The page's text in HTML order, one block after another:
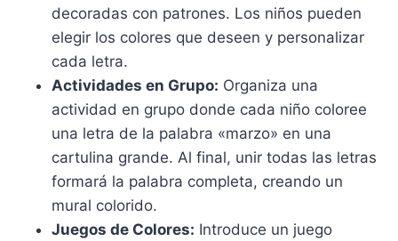
decoradas con patrones. Los niños pueden
elegir los colores que deseen y personalizar
cada letra.
Actividades en Grupo: Organiza una
actividad en grupo donde cada niño coloree
una letra de la palabra «marzo» en una
cartulina grande. Al final, unir todas las letras
formará la palabra completa, creando un
mural colorido.
Juegos de Colores: Introduce un juego